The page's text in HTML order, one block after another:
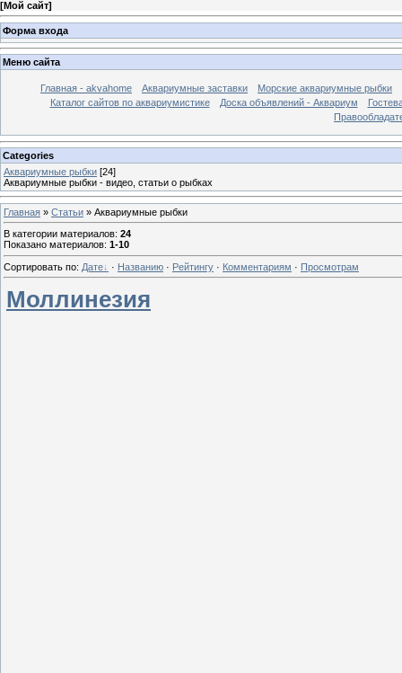
[Мой сайт]
Форма входа
Меню сайта
Главная - akvahome Аквариумные заставки
Морские аквариумные рыбки
Каталог сайтов по аквариумистике
Доска объявлений - Аквариум
Categories
Аквариумные рыбки [24]
Аквариумные рыбки - видео, статьи о рыбках
Главная » Статьи » Аквариумные рыбки
В категории материалов: 24
Показано материалов: 1-10
Сортировать по: Дате · Названию · Рейтингу · Комментариям · Просмотрам
Моллинезия